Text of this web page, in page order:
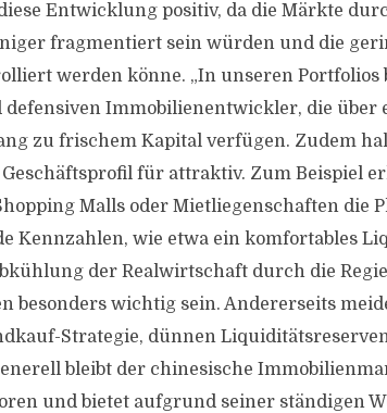
Entwicklung positiv, da die Märkte
fragmentiert sein würden und die
werden könne. „In unseren
defensiven Immobilienentwickler, die
zu frischem Kapital verfügen. Zudem
für attraktiv. Zum Beispiel
Malls oder Mietliegenschaften die
Kennzahlen, wie etwa ein komfortables
der Realwirtschaft durch die
besonders wichtig sein. Andererseits
Strategie, dünnen
bleibt der chinesische
und bietet aufgrund seiner ständigen